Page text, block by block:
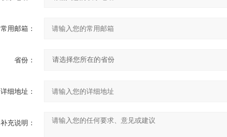
常用邮箱：
省份：
详细地址：
补充说明：